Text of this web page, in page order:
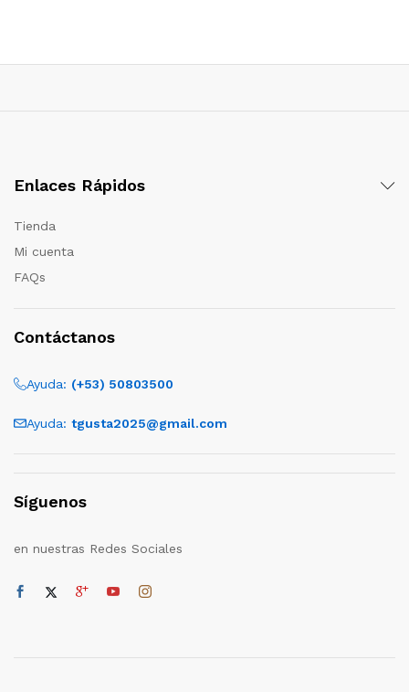
Enlaces Rápidos
Tienda
Mi cuenta
FAQs
Contáctanos
Ayuda: (+53) 50803500
Ayuda: tgusta2025@gmail.com
Síguenos
en nuestras Redes Sociales